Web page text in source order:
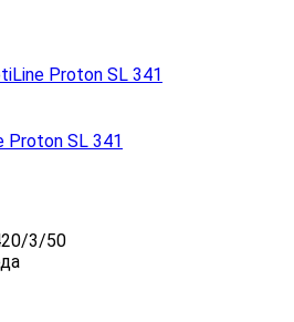
Proton SL 341
3/50